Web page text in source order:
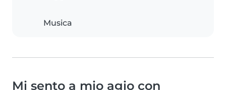
Musica
Mi sento a mio agio con